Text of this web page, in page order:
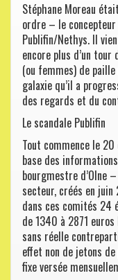
Stéphane Moreau
ordre – le
Publifin/Nethys. Il
encore plus d’un
(ou femmes) de
galaxie qu’il a
des regards et du
Le scandale Publifin
Tout commence le
base des
bourgmestre d’Olne
secteur, créés en juin
dans ces comités 24
de 1340 à 2871
sans réelle
effet non de jetons
fixe versée